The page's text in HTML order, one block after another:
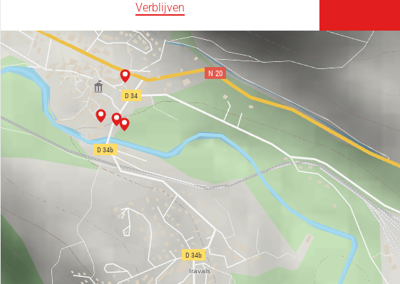
Verblijven